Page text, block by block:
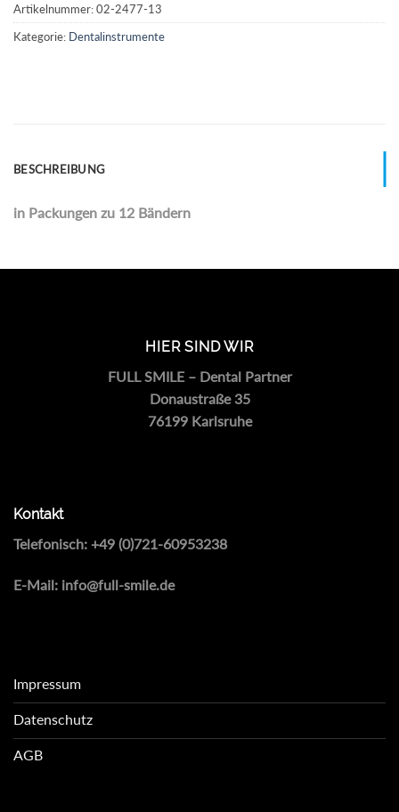
Artikelnummer:02-2477-13
Kategorie: Dentalinstrumente
BESCHREIBUNG
in Packungen zu 12 Bändern
HIER SIND WIR
FULL SMILE – Dental Partner
Donaustraße 35
76199 Karlsruhe
Kontakt
Telefonisch: +49 (0)721-60953238
E-Mail: info@full-smile.de
Impressum
Datenschutz
AGB